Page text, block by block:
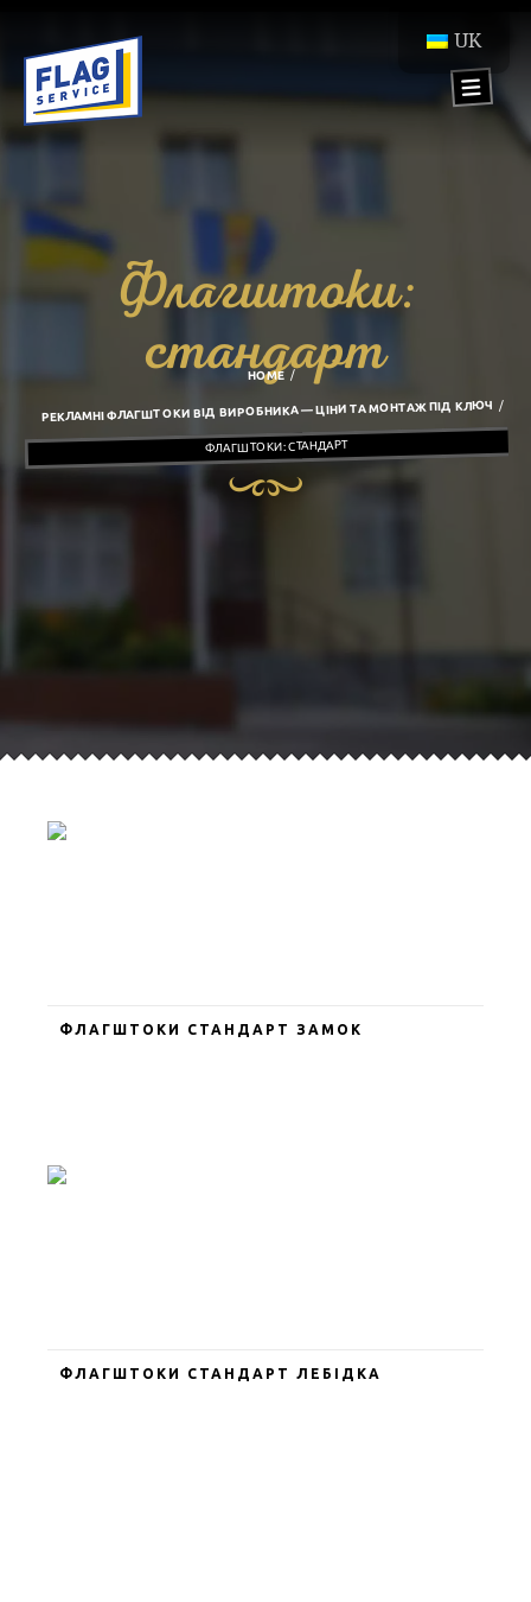
Флагштоки:
стандарт
HOME
РЕКЛАМНІ ФЛАГШТОКИ ВІД ВИРОБНИКА — ЦІНИ ТА МОНТАЖ ПІД КЛЮЧ
ФЛАГШТОКИ: СТАНДАРТ
ФЛАГШТОКИ СТАНДАРТ ЗАМОК
ФЛАГШТОКИ СТАНДАРТ ЛЕБІДКА
UK